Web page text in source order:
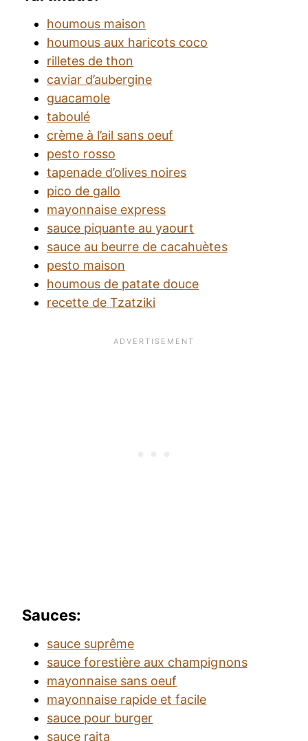
houmous maison
houmous aux haricots coco
rilletes de thon
caviar d’aubergine
guacamole
taboulé
crème à l’ail sans oeuf
pesto rosso
tapenade d’olives noires
pico de gallo
mayonnaise express
sauce piquante au yaourt
sauce au beurre de cacahuètes
pesto maison
houmous de patate douce
recette de Tzatziki
Sauces:
sauce suprême
sauce forestière aux champignons
mayonnaise sans oeuf
mayonnaise rapide et facile
sauce pour burger
sauce raita